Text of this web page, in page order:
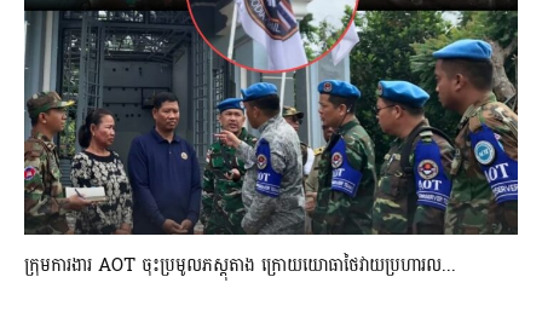
ក្រុមការងារ AOT ចុះប្រមូលភស្តុតាង ក្រោយយោធាថៃវាយប្រហារល...